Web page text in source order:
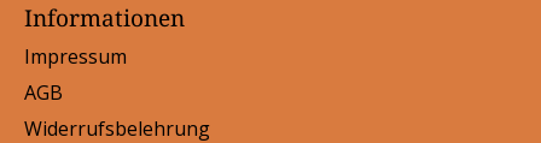
Informationen
Impressum
AGB
Widerrufsbelehrung